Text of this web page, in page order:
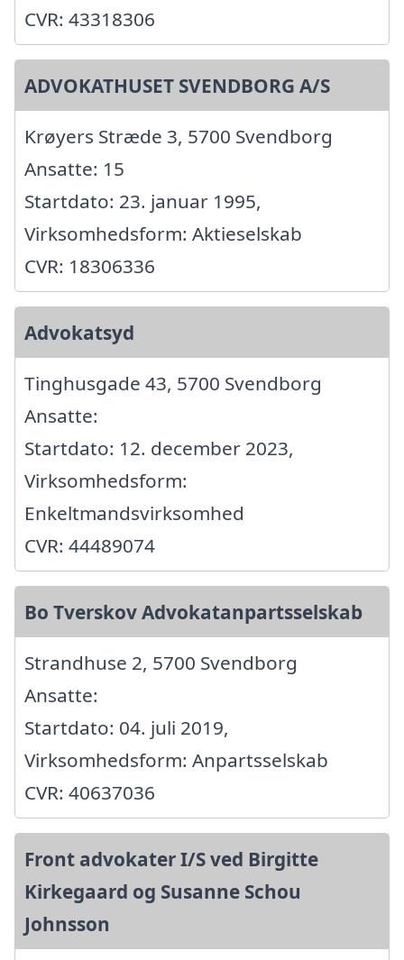
CVR: 43318306
ADVOKATHUSET SVENDBORG A/S
Krøyers Stræde 3, 5700 Svendborg
Ansatte: 15
Startdato: 23. januar 1995,
Virksomhedsform: Aktieselskab
CVR: 18306336
Advokatsyd
Tinghusgade 43, 5700 Svendborg
Ansatte:
Startdato: 12. december 2023,
Virksomhedsform:
Enkeltmandsvirksomhed
CVR: 44489074
Bo Tverskov Advokatanpartsselskab
Strandhuse 2, 5700 Svendborg
Ansatte:
Startdato: 04. juli 2019,
Virksomhedsform: Anpartsselskab
CVR: 40637036
Front advokater I/S ved Birgitte
Kirkegaard og Susanne Schou
Johnsson